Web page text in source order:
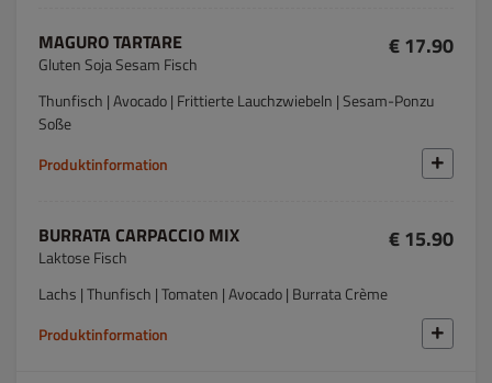
MAGURO TARTARE
Gluten Soja Sesam Fisch
€ 17.90
Thunfisch | Avocado | Frittierte Lauchzwiebeln | Sesam-Ponzu
Soße
Produktinformation
BURRATA CARPACCIO MIX
Laktose Fisch
€ 15.90
Lachs | Thunfisch | Tomaten | Avocado | Burrata Crème
Produktinformation